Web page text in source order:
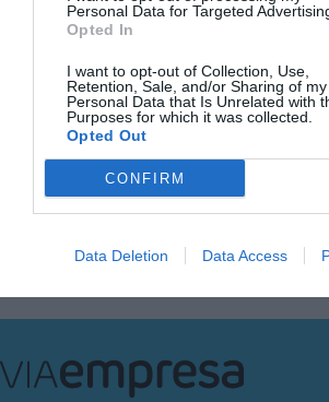
Personal Data for Targeted
Opted In
I want to opt-out of Collection, Use,
Retention, Sale, and/or Sharing of my
Personal Data that Is Unrelated with
Purposes for which it was collected.
Opted Out
CONFIRM
Data Deletion Data Access
Anterior 1